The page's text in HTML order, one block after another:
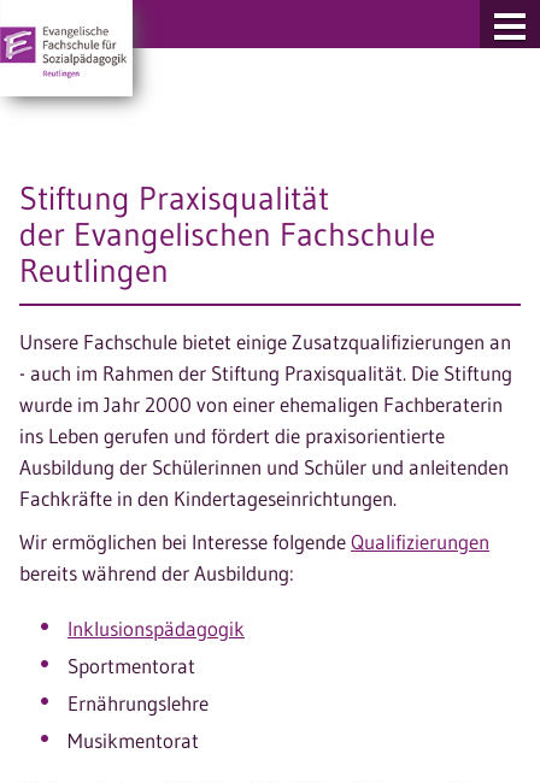
Fachschulen
Stiftung Praxisqualität
der Evangelischen Fachschule
Reutlingen
Unsere Fachschule bietet einige Zusatzqualifizierungen an
- auch im Rahmen der Stiftung Praxisqualität. Die Stiftung
wurde im Jahr 2000 von einer ehemaligen Fachberaterin
ins Leben gerufen und fördert die praxisorientierte
Ausbildung der Schülerinnen und Schüler und anleitenden
Fachkräfte in den Kindertageseinrichtungen.
Wir ermöglichen bei Interesse folgende Qualifizierungen
bereits während der Ausbildung:
Inklusionspädagogik
Sportmentorat
Ernährungslehre
Musikmentorat